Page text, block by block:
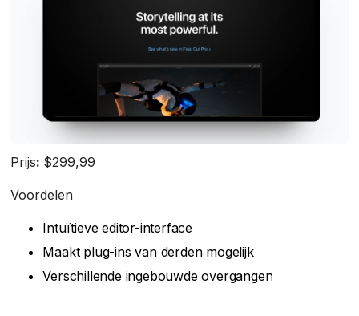
Prijs: $299,99
Voordelen
Intuïtieve editor-interface
Maakt plug-ins van derden mogelijk
Verschillende ingebouwde overgangen